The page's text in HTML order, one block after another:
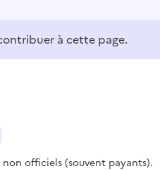
à cette page.
officiels (souvent payants).